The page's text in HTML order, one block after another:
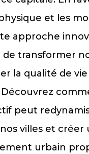
et les
approche
transformer
la qualité de
peut
villes et créer
urbain